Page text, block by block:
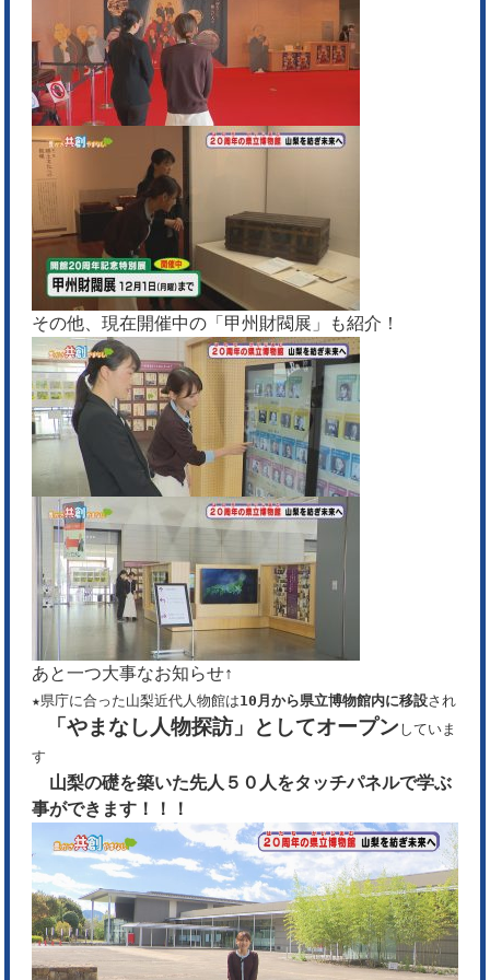
その他、現在開催中の「甲州財閥展」も紹介！
あと一つ大事なお知らせ↑
★県庁に合った山梨近代人物館は10月から県立博物館内に移設され
「やまなし人物探訪」としてオープン していま
す
山梨の礎を築いた先人５０人をタッチパネルで学ぶ
事ができます！！！